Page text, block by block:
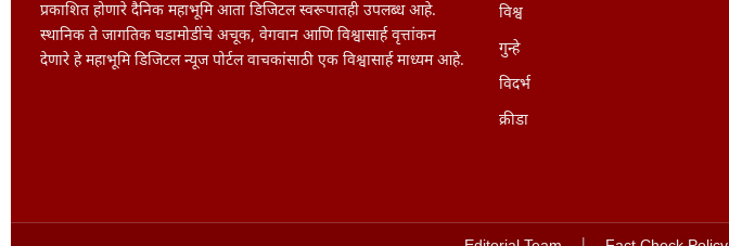
प्रकाशित होणारे दैनिक महाभूमि आता डिजिटल स्वरूपातही उपलब्ध आहे.
स्थानिक ते जागतिक घडामोडींचे अचूक, वेगवान आणि विश्वासार्ह वृत्तांकन
देणारे हे महाभूमि डिजिटल न्यूज पोर्टल वाचकांसाठी एक विश्वासार्ह माध्यम आहे.
विश्व
गुन्हे
विदर्भ
क्रीडा